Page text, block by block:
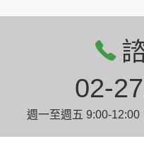
02-
週一至週五 9:00-